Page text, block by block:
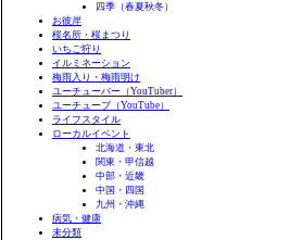
四季（春夏秋冬）
お彼岸
桜名所・桜まつり
いちご狩り
イルミネーション
梅雨入り・梅雨明け
ユーチューバー（YouTuber）
ユーチューブ（YouTube）
ライフスタイル
ローカルイベント
北海道・東北
関東・甲信越
中部・近畿
中国・四国
九州・沖縄
病気・健康
未分類